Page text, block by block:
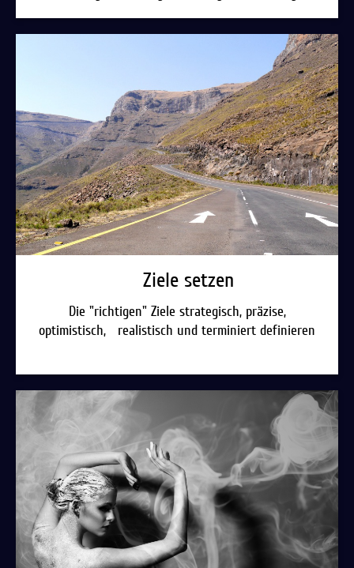
Ziele setzen
Die "richtigen" Ziele strategisch, präzise,
optimistisch, realistisch und terminiert definieren